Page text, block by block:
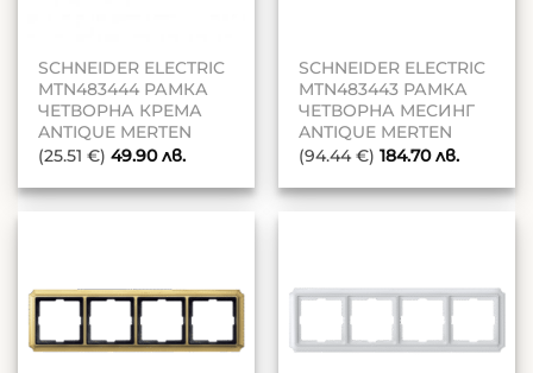
SCHNEIDER ELECTRIC
MTN483444 РАМКА
ЧЕТВОРНА КРЕМА
ANTIQUE MERTEN
(25.51 €) 49.90лв.
SCHNEIDER ELECTRIC
MTN483443 РАМКА
ЧЕТВОРНА МЕСИНГ
ANTIQUE MERTEN
(94.44 €) 184.70лв.